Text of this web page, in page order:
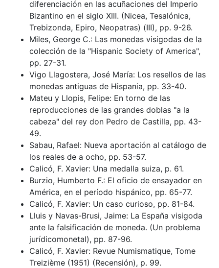
diferenciación en las acuñaciones del Imperio
Bizantino en el siglo XIII. (Nicea, Tesalónica,
Trebizonda, Epiro, Neopatras) (III), pp. 9-26.
Miles, George C.: Las monedas visigodas de la
colección de la "Hispanic Society of America",
pp. 27-31.
Vigo Llagostera, José María: Los resellos de las
monedas antiguas de Hispania, pp. 33-40.
Mateu y Llopis, Felipe: En torno de las
reproducciones de las grandes doblas "a la
cabeza" del rey don Pedro de Castilla, pp. 43-
49.
Sabau, Rafael: Nueva aportación al catálogo de
los reales de a ocho, pp. 53-57.
Calicó, F. Xavier: Una medalla suiza, p. 61.
Burzio, Humberto F.: El oficio de ensayador en
América, en el período hispánico, pp. 65-77.
Calicó, F. Xavier: Un caso curioso, pp. 81-84.
Lluis y Navas-Brusi, Jaime: La España visigoda
ante la falsificación de moneda. (Un problema
jurídicomonetal), pp. 87-96.
Calicó, F. Xavier: Revue Numismatique, Tome
Treizième (1951) (Recensión), p. 99.